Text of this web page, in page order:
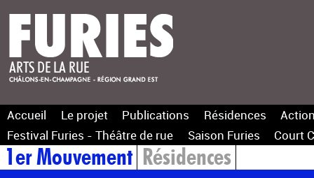
Accueil Le projet Publications Résidences
Festival Furies - Théâtre de rue
Saison Furies Court
1er Mouvement Résidences